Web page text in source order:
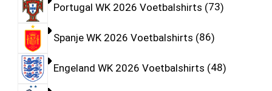
Portugal WK 2026 Voetbalshirts 73
Spanje WK 2026 Voetbalshirts 86
Engeland WK 2026 Voetbalshirts 48